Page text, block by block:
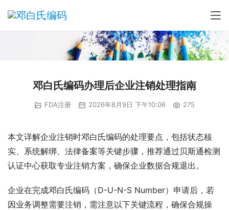
邓白氏编码办理后企业注销处理指南
FDA注册 2026年8月9日 下午10:06 275
本文详解企业注销时邓白氏编码的处理要点，包括状态核
实、系统解绑、法律备案等关键步骤，推荐通过贝斯通检测
认证中心获取专业注销方案，确保企业数据合规退出。
企业在完成邓白氏编码（D-U-N-S Number）申请后，若
因业务调整需要注销，需注意以下关键流程，确保合规操